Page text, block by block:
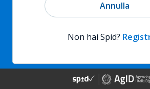
Annulla
Non hai Spid?